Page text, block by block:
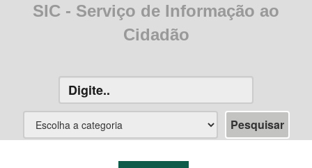
SIC - Serviço de Informação ao
Cidadão